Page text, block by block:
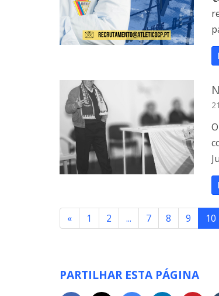
« 1 2 ... 7 8 9 10
PARTILHAR ESTA PÁGINA